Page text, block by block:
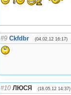
#9 Ckfdbr (04.02.12 16:17)
#10 ЛЮСЯ (18.05.12 14:37)